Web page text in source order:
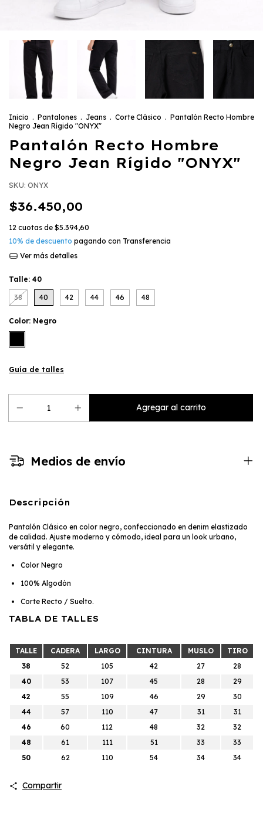
Inicio . Pantalones . Jeans . Corte Clásico . Pantalón Recto Hombre
Negro Jean Rígido "ONYX"
Pantalón Recto Hombre
Negro Jean Rígido "ONYX"
SKU: ONYX
$36.450,00
12 cuotas de $5.394,60
10% de descuento pagando con Transferencia
Ver más detalles
Talle: 40
38 40 42 44 46 48
Color: Negro
Guía de talles
Medios de envío
Descripción
Pantalón Clásico en color negro, confeccionado en denim elastizado
de calidad. Ajuste moderno y cómodo, ideal para un look urbano,
versátil y elegante.
Color Negro
100% Algodón
Corte Recto / Suelto.
TABLA DE TALLES
TALLE CADERA LARGO CINTURA MUSLO
TIRO
38
52 105 42 27
28
40
53 107 45 28
29
42
55 109 46 29
30
44
57 110 47 31
31
46
60 112 48 32
32
48
61 111 51 33
33
50
62 110 54 34 34
Compartir